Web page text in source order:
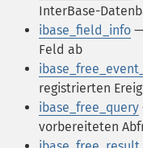
InterBase-
ibase_field_info
Feld ab
registrierten
ibase_free_query
vorbereiteten